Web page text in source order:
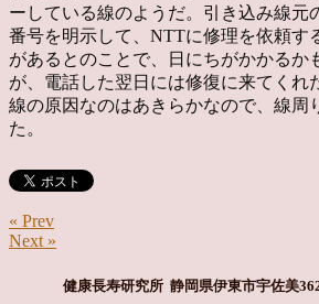
ーしている線のようだ。引き込み線元
番号を明示して、NTTに修理を依頼す
があるとのことで、日にちがかかるか
が、電話した翌日には修復に来てくれ
線の原因なのはあきらかなので、線周
た。
« Prev
Next »
健康長寿研究所 静岡県伊東市宇佐美